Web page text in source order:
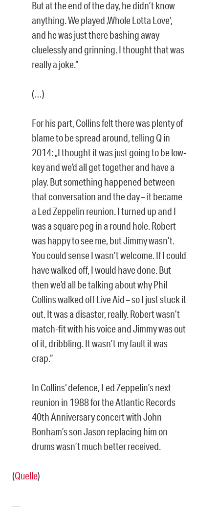
But at the end of the day, he didn’t know
anything. We played ‚Whole Lotta Love‘,
and he was just there bashing away
cluelessly and grinning. I thought that was
really a joke.“
(…)
For his part, Collins felt there was plenty of
blame to be spread around, telling Q in
2014: „I thought it was just going to be low-
key and we’d all get together and have a
play. But something happened between
that conversation and the day – it became
a Led Zeppelin reunion. I turned up and I
was a square peg in a round hole. Robert
was happy to see me, but Jimmy wasn’t.
You could sense I wasn’t welcome. If I could
have walked off, I would have done. But
then we’d all be talking about why Phil
Collins walked off Live Aid – so I just stuck it
out. It was a disaster, really. Robert wasn’t
match-fit with his voice and Jimmy was out
of it, dribbling. It wasn’t my fault it was
crap.“
In Collins‘ defence, Led Zeppelin’s next
reunion in 1988 for the Atlantic Records
40th Anniversary concert with John
Bonham’s son Jason replacing him on
drums wasn’t much better received.
(Quelle)
—